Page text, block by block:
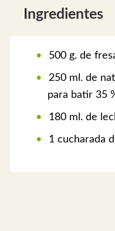
Ingredientes
500 g. de
250 ml. de
para batir 35
180 ml. de
1 cucharada